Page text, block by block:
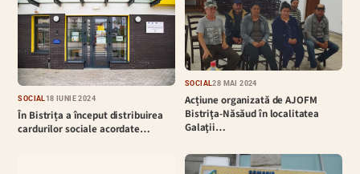
SOCIAL18 IUNIE 2024
În Bistrița a început distribuirea
cardurilor sociale acordate…
SOCIAL28 MAI 2024
Acțiune organizată de AJOFM
Bistriţa-Năsăud în localitatea
Galaţii…